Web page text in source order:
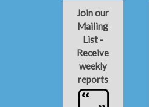
Join our
Mailing
List -
Receive
weekly
reports